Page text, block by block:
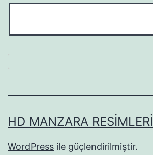
HD MANZARA RESIMLERI
WordPress ile güçlendirilmiştir.